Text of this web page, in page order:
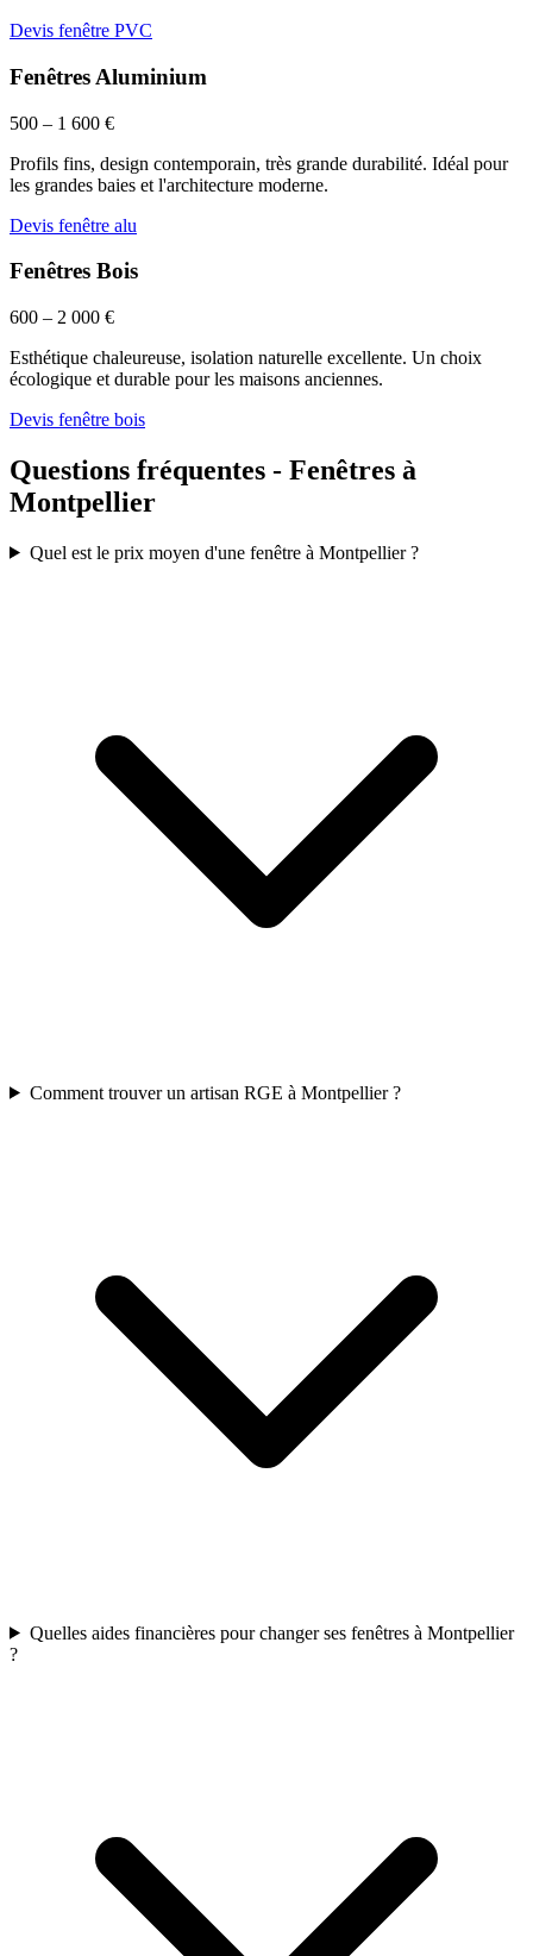
Devis fenêtre PVC
Fenêtres Aluminium
500 – 1 600 €
Profils fins, design contemporain, très grande durabilité. Idéal pour
les grandes baies et l'architecture moderne.
Devis fenêtre alu
Fenêtres Bois
600 – 2 000 €
Esthétique chaleureuse, isolation naturelle excellente. Un choix
écologique et durable pour les maisons anciennes.
Devis fenêtre bois
Questions fréquentes - Fenêtres à
Montpellier
Quel est le prix moyen d'une fenêtre à Montpellier ?
Comment trouver un artisan RGE à Montpellier ?
Quelles aides financières pour changer ses fenêtres à Montpellier
?